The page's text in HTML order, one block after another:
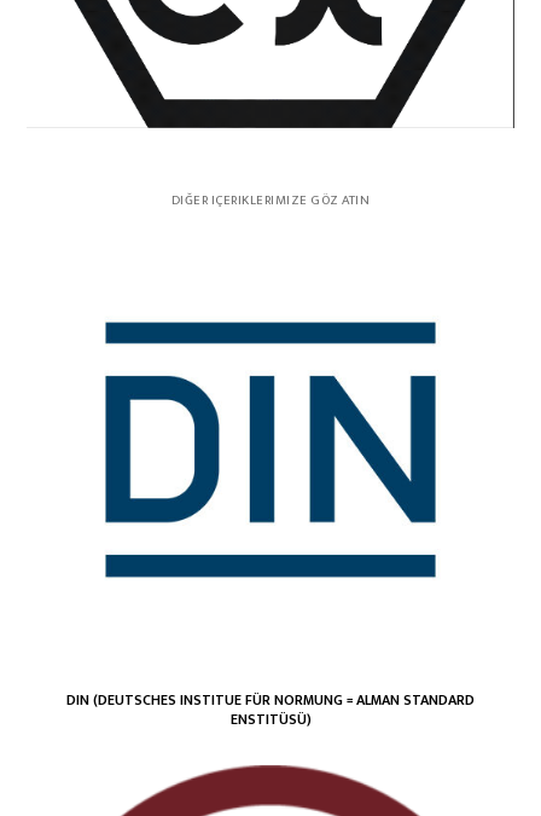
DIĞER IÇERIKLERIMIZE GÖZ ATIN
DIN (DEUTSCHES INSTITUE FÜR NORMUNG = ALMAN STANDARD
ENSTITÜSÜ)